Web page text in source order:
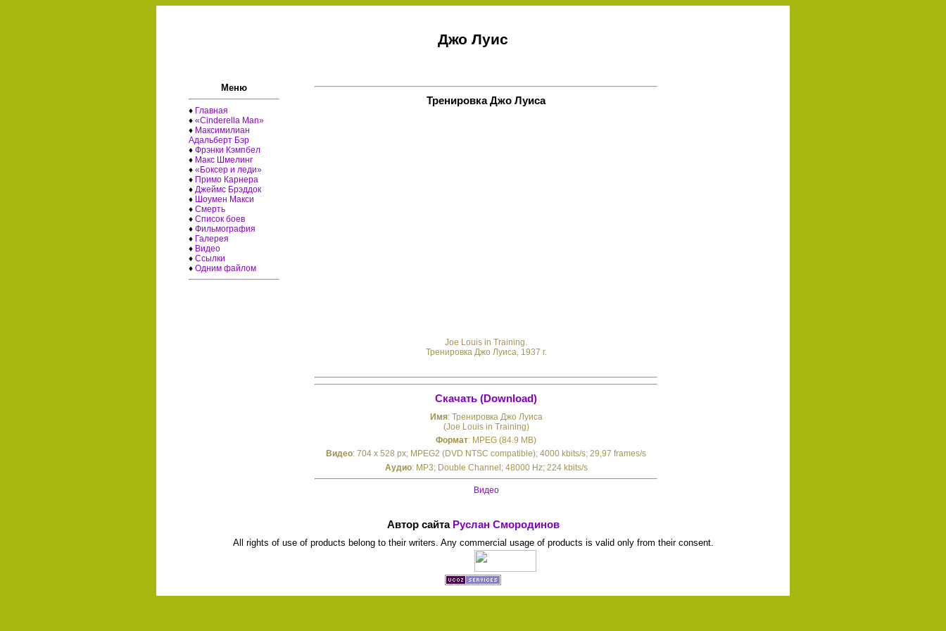
Джо Луис
Меню
♦ Главная
♦«Cinderella Man»
♦ Максимилиан
Адальберт Бэр
♦Фрэнки Кэмпбел
♦ Макс Шмелинг
♦«Боксер и леди»
♦ Примо Карнера
♦ Джеймс Брэддок
♦ Шоумен Макси
♦Смерть
♦Список боев
♦Фильмография
♦ Галерея
♦ Видео
♦Ссылки
♦Одним файлом
Тренировка Джо Луиса
Joe Louis in Training.
Тренировка Джо Луиса, 1937 г.
Скачать (Download)
Имя: Тренировка Джо Луиса
(Joe Louis in Training)
Формат: MPEG (84.9 MB)
Видео: 704 x 528 px; MPEG2 (DVD NTSC compatible); 4000 kbits/s; 29,97 frames/s
Аудио: MP3; Double Channel; 48000 Hz; 224 kbits/s
Видео
Автор сайта Руслан Смородинов
All rights of use of products belong to their writers. Any commercial usage of products is valid only from their consent.